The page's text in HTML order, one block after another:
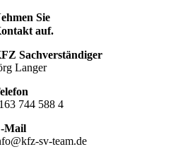
Sie
auf.
Sachverständiger
Langer
744 588 4
Mail
sv-team.de